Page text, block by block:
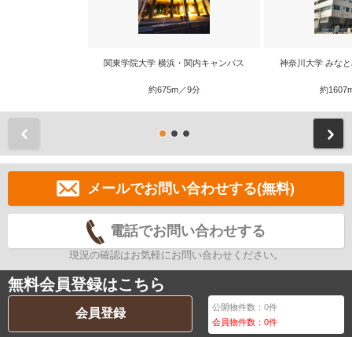
関東学院大学 横浜・関内キャンパス
約675m／9分
神奈川大学 みな
約
メールでお問い合わせする(無料)
電話でお問い合わせする
現況の確認はお気軽にお問い合わせください。
無料会員登録はこちら
会員登録 公開物件数：0件
会員物件数：0件